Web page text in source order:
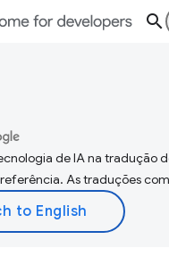
de IA na tradução
As traduções